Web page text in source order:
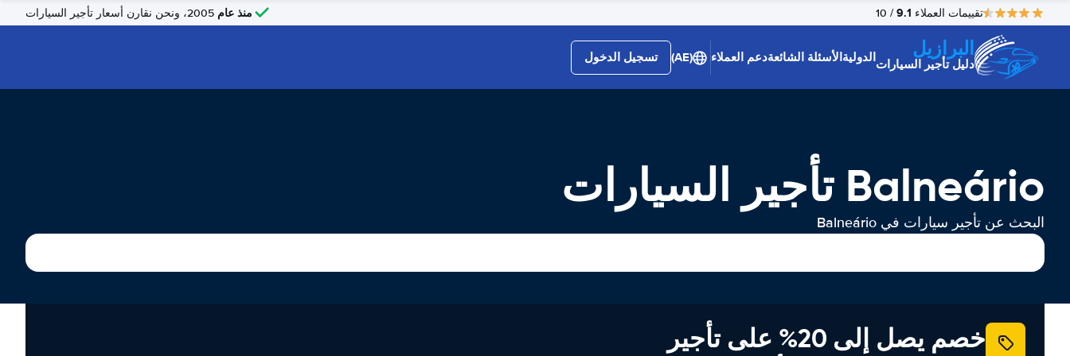
تقييمات العملاء 9.1
/ 10 منذ عام
البرازيل
دليل تأجير السياراتالدوليةالأسئلة الشائعةدعم العملاء (AE) تسجيل الدخول
Balneário تأجير السيارات
البحث عن تأجير سيارات في Balneário
خصم يصل إلى 20% على تأجير